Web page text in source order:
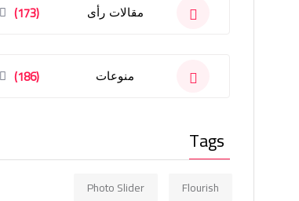
مقالات رأى (173)
منوعات (186)
Tags
Flourish
Photo Slider